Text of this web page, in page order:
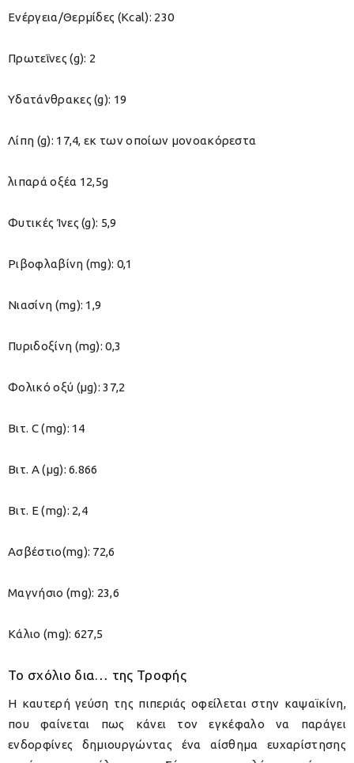
Ενέργεια/Θερμίδες (Kcal): 230
Πρωτεΐνες (g): 2
Υδατάνθρακες (g): 19
Λίπη (g): 17,4, εκ των οποίων μονοακόρεστα
λιπαρά οξέα 12,5g
Φυτικές Ίνες (g): 5,9
Ριβοφλαβίνη (mg): 0,1
Νιασίνη (mg): 1,9
Πυριδοξίνη (mg): 0,3
Φολικό οξύ (μg): 37,2
Βιτ. C (mg): 14
Βιτ. A (μg): 6.866
Βιτ. Ε (mg): 2,4
Ασβέστιο(mg): 72,6
Μαγνήσιο (mg): 23,6
Κάλιο (mg): 627,5
Το σχόλιο δια… της Τροφής
H καυτερή γεύση της πιπεριάς οφείλεται στην καψαϊκίνη,
που φαίνεται πως κάνει τον εγκέφαλο να παράγει
ενδορφίνες δημιουργώντας ένα αίσθημα ευχαρίστησης